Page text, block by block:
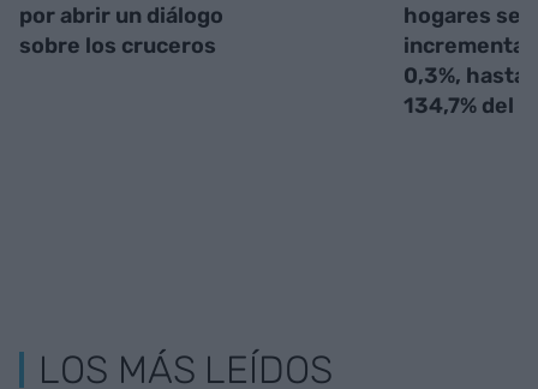
por abrir un diálogo
sobre los cruceros
hogares se
incrementa
0,3%, hasta
134,7% del
LOS MÁS LEÍDOS